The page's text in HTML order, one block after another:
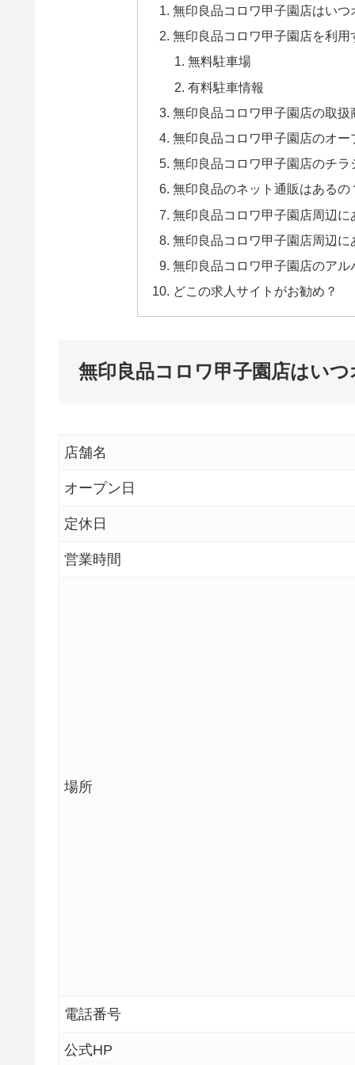
無印良品コロワ甲子園店はい
無印良品コロワ甲子園店を利
無料駐車場
有料駐車情報
無印良品コロワ甲子園店の取扱
無印良品コロワ甲子園店のオ
無印良品コロワ甲子園店のチ
無印良品のネット通販はあるの
無印良品コロワ甲子園店周辺に
無印良品コロワ甲子園店周辺に
無印良品コロワ甲子園店のアル
どこの求人サイトがお勧め？
無印良品コロワ甲子園店はい
店舗名
オープン日
定休日
営業時間
場所
電話番号
公式HP